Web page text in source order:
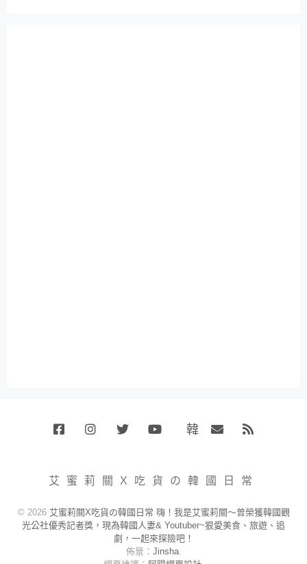
韓
小
賣
艾蜜莉關X吃貨の韓國日常
© 2026 艾蜜莉關X吃貨の韓國日常 嗨！我是艾蜜莉關～曾榮獲韓國觀
光公社優秀記者獎，現為韓國人妻& Youtuber~狠愛美食、旅遊、追
劇，一起來探險吧！
佈景： Jinsha.